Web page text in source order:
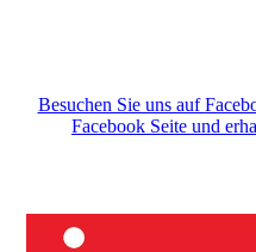
Besuchen Sie uns auf
Facebook Seite und